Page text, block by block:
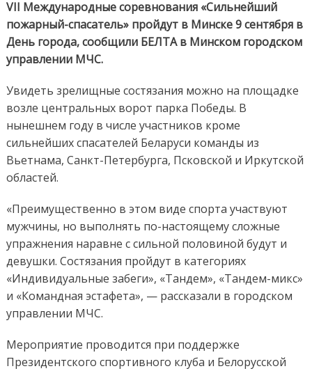
VII Международные соревнования «Сильнейший
пожарный-спасатель» пройдут в Минске 9 сентября в
День города, сообщили БЕЛТА в Минском городском
управлении МЧС.
Увидеть зрелищные состязания можно на площадке
возле центральных ворот парка Победы. В
нынешнем году в числе участников кроме
сильнейших спасателей Беларуси команды из
Вьетнама, Санкт-Петербурга, Псковской и Иркутской
областей.
«Преимущественно в этом виде спорта участвуют
мужчины, но выполнять по-настоящему сложные
упражнения наравне с сильной половиной будут и
девушки. Состязания пройдут в категориях
«Индивидуальные забеги», «Тандем», «Тандем-микс»
и «Командная эстафета», — рассказали в городском
управлении МЧС.
Мероприятие проводится при поддержке
Президентского спортивного клуба и Белорусской